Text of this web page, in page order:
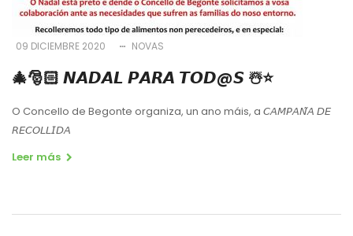
09 DICIEMBRE 2020 NOVAS
🎄🎅🏻 𝙉𝘼𝘿𝘼𝙇 𝙋𝘼𝙍𝘼 𝙏𝙊𝘿@𝙎 ☃️⭐️
O Concello de Begonte organiza, un ano máis, a 𝘊𝘈𝘔𝘗𝘈𝘕𝘈 𝘋𝘌
𝘙𝘌𝘊𝘖𝘓𝘓𝘐𝘋𝘈
Leer más